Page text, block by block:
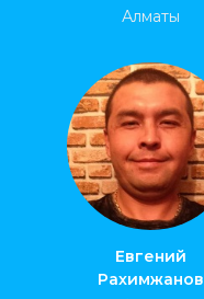
Алматы
Евгений
Рахимжанов